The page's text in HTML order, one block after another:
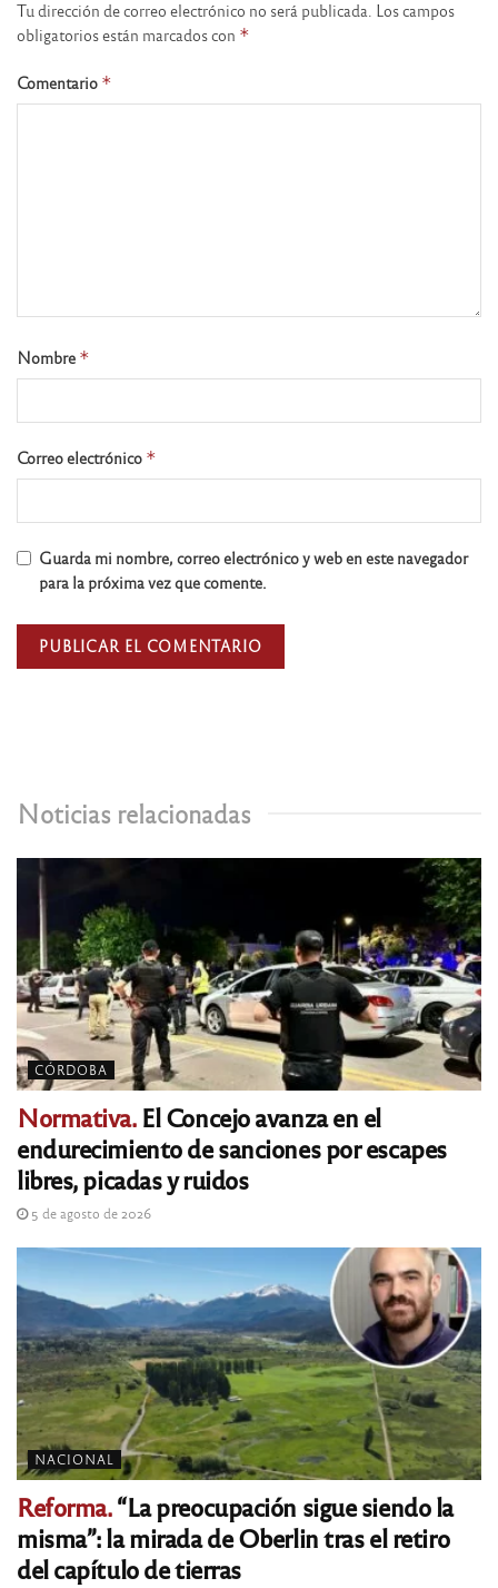
Noticias relacionadas
CÓRDOBA
Normativa.El Concejo avanza en el
endurecimiento de sanciones por escapes
libres, picadas y ruidos
5 de agosto de 2026
NACIONAL
Reforma.“La preocupación sigue siendo la
misma”: la mirada de Oberlin tras el retiro
del capítulo de tierras
Tu dirección de correo electrónico no será publicada. Los campos
obligatorios están marcados con *
Comentario *
Nombre *
Correo electrónico *
Guarda mi nombre, correo electrónico y web en este navegador
para la próxima vez que comente.